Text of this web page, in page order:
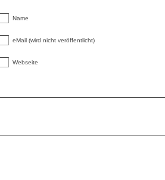
Name
eMail (wird nicht veröffentlicht)
Webseite